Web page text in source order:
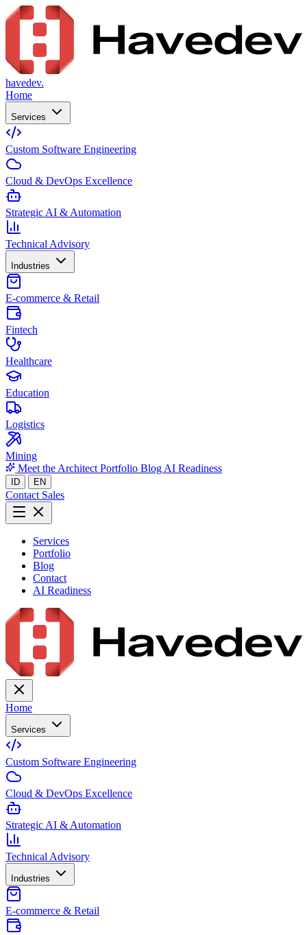
havedev.
Home
Services
Custom Software Engineering
Cloud & DevOps Excellence
Strategic AI & Automation
Technical Advisory
Industries
E-commerce & Retail
Fintech
Healthcare
Education
Logistics
Mining
Meet the Architect Portfolio Blog AI Readiness
ID EN
Contact Sales
Services
Portfolio
Blog
Contact
AI Readiness
Home
Services
Custom Software Engineering
Cloud & DevOps Excellence
Strategic AI & Automation
Technical Advisory
Industries
E-commerce & Retail